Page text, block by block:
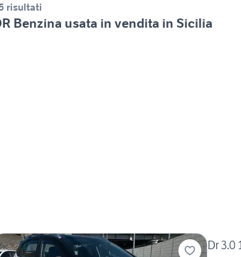
risultati
Benzina usata in vendita in Sicilia
Dr 3.0